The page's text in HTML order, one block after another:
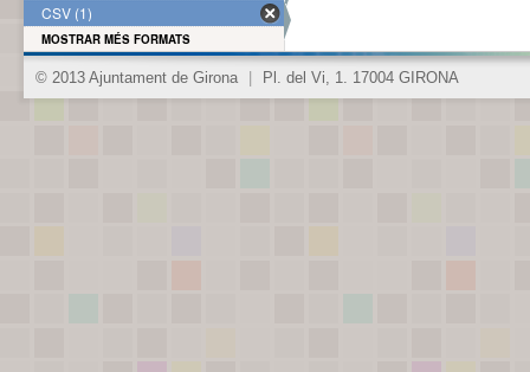
CSV (1)
MOSTRAR MÉS FORMATS
© 2013 Ajuntament de Girona Pl. del Vi, 1. 17004 GIRONA